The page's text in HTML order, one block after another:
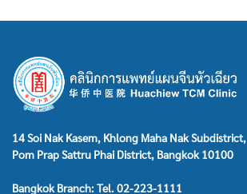
14 Soi Nak Kasem, Khlong Maha Nak Subdistrict,
Pom Prap Sattru Phai District, Bangkok 10100
Bangkok Branch: Tel. 02-223-1111